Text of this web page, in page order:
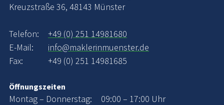
Kreuzstraße 36, 48143 Münster
Telefon:
+49 (0) 251 14981680
E-Mail:
info@maklerinmuenster.de
Fax:
+49 (0) 251 14981685
Öffnungszeiten
Montag – Donnerstag:
09:00 – 17:00 Uhr